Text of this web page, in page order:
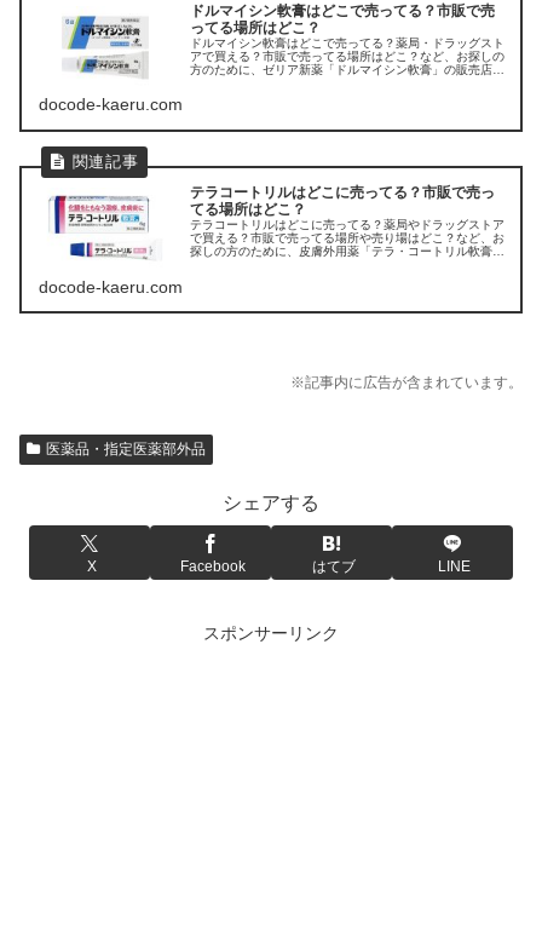
ドルマイシン軟膏はどこで売ってる？市販で売
ってる場所はどこ？
ドルマイシン軟膏はどこで売ってる？薬局・ドラッグスト
アで買える？市販で売ってる場所はどこ？など、お探しの
方のために、ゼリア新薬「ドルマイシン軟膏」の販売店を
docode-kaeru.com
テラコートリルはどこに売ってる？市販で売っ
てる場所はどこ？
テラコートリルはどこに売ってる？薬局やドラッグストア
で買える？市販で売ってる場所や売り場はどこ？など、お
探しの方のために、皮膚外用薬「テラ・コートリル軟膏」
docode-kaeru.com
※記事内に広告が含まれています。
医薬品・指定医薬部外品
シェアする
X Facebook はてブ LINE
スポンサーリンク